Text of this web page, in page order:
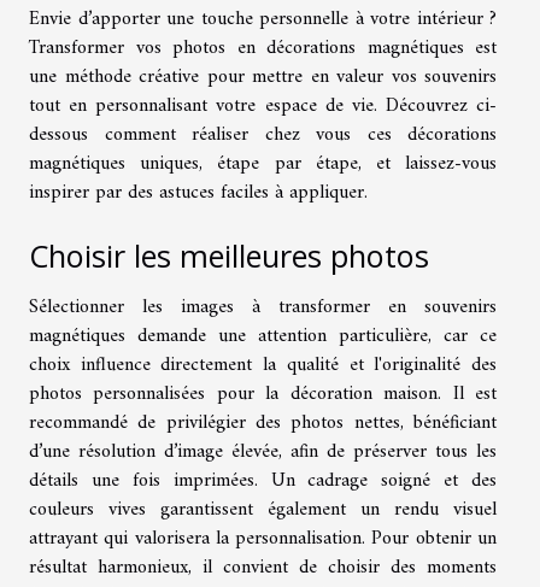
Envie d’apporter une touche personnelle à votre intérieur ?
Transformer vos photos en décorations magnétiques est
une méthode créative pour mettre en valeur vos souvenirs
tout en personnalisant votre espace de vie. Découvrez ci-
dessous comment réaliser chez vous ces décorations
magnétiques uniques, étape par étape, et laissez-vous
inspirer par des astuces faciles à appliquer.
Choisir les meilleures photos
Sélectionner les images à transformer en souvenirs
magnétiques demande une attention particulière, car ce
choix influence directement la qualité et l'originalité des
photos personnalisées pour la décoration maison. Il est
recommandé de privilégier des photos nettes, bénéficiant
d’une résolution d’image élevée, afin de préserver tous les
détails une fois imprimées. Un cadrage soigné et des
couleurs vives garantissent également un rendu visuel
attrayant qui valorisera la personnalisation. Pour obtenir un
résultat harmonieux, il convient de choisir des moments